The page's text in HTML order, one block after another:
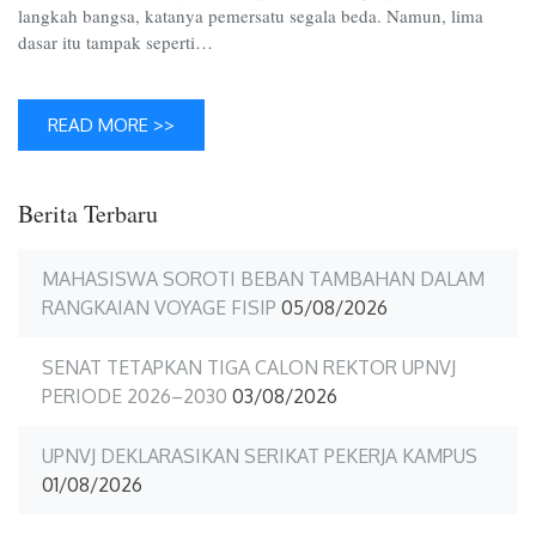
langkah bangsa, katanya pemersatu segala beda. Namun, lima
dasar itu tampak seperti…
READ MORE >>
Berita Terbaru
MAHASISWA SOROTI BEBAN TAMBAHAN DALAM
RANGKAIAN VOYAGE FISIP 05/08/2026
SENAT TETAPKAN TIGA CALON REKTOR UPNVJ
PERIODE 2026–2030 03/08/2026
UPNVJ DEKLARASIKAN SERIKAT PEKERJA KAMPUS
01/08/2026